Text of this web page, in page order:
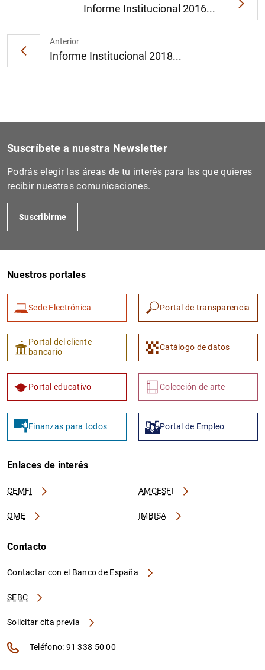
Anterior
Informe Institucional 2018...
Informe Institucional 2016...
Suscríbete a nuestra Newsletter
Podrás elegir las áreas de tu interés para las que quieres
recibir nuestras comunicaciones.
Suscribirme
Nuestros portales
Sede Electrónica Portal de transparencia
Portal del cliente
bancario
Catálogo de datos
Portal educativo Colección de arte
Finanzas para todos Portal de Empleo
Enlaces de interés
CEMFI AMCESFI
OME IMBISA
Contacto
Contactar con el Banco de España
SEBC
Solicitar cita previa
Teléfono: 91 338 50 00